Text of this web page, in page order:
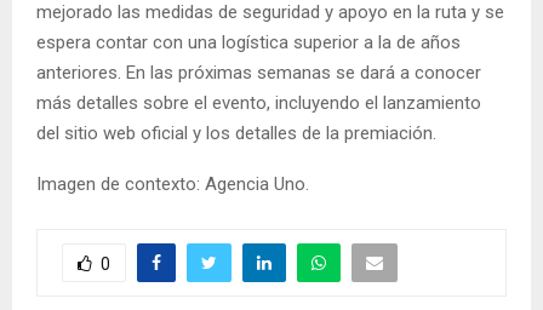
mejorado las medidas de seguridad y apoyo en la ruta y se
espera contar con una logística superior a la de años
anteriores. En las próximas semanas se dará a conocer
más detalles sobre el evento, incluyendo el lanzamiento
del sitio web oficial y los detalles de la premiación.
Imagen de contexto: Agencia Uno.
0